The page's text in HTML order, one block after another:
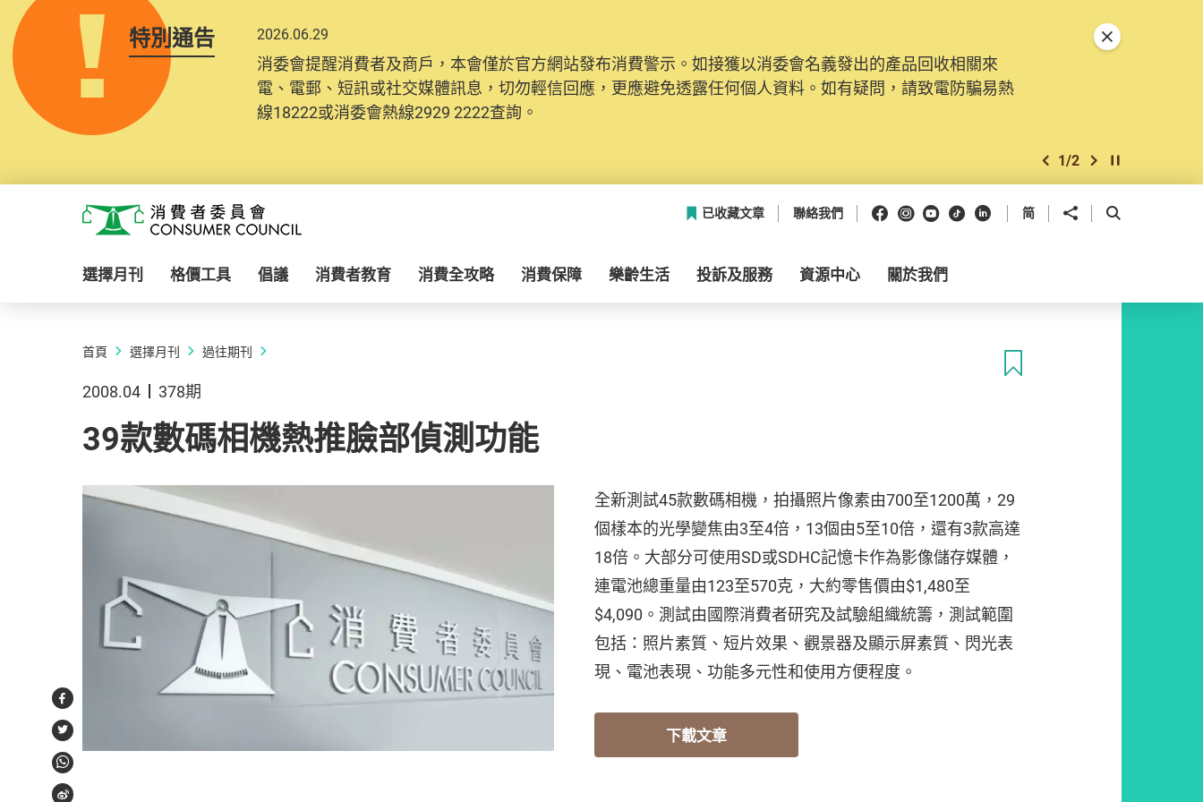
特別通告 2026.06.29
消委會提醒消費者及商戶，本會僅於官方網站發布消費警示。如接獲以消委會名義發出的產品回收相關來
電、電郵、短訊或社交媒體訊息，切勿輕信回應，更應避免透露任何個人資料。如有疑問，請致電防騙易熱
線18222或消委會熱線2929 2222查詢。
上一個
1/2 下一個開始/暫停幻燈
關閉特別通告
消費者委員會
已收藏文章 聯絡我們 Facebook
Instagram
Youtube
抖音領英 简 分享到 開啟搜尋框
選擇月刊 格價工具 倡議 消費者教育 消費全攻略 消費保障 樂齡生活 投訴及服務 資源中心 關於我們
首頁 選擇月刊 過往期刊
2008.04 378期
39款數碼相機熱推臉部偵測功能
全新測試45款數碼相機，拍攝照片像素由700至1200萬，29
個樣本的光學變焦由3至4倍，13個由5至10倍，還有3款高達
18倍。大部分可使用SD或SDHC記憶卡作為影像儲存媒體，
連電池總重量由123至570克，大約零售價由$1,480至
$4,090。測試由國際消費者研究及試驗組織統籌，測試範圍
包括：照片素質、短片效果、觀景器及顯示屏素質、閃光表
現、電池表現、功能多元性和使用方便程度。
下載文章
Facebook
Twitter
WhatsApp